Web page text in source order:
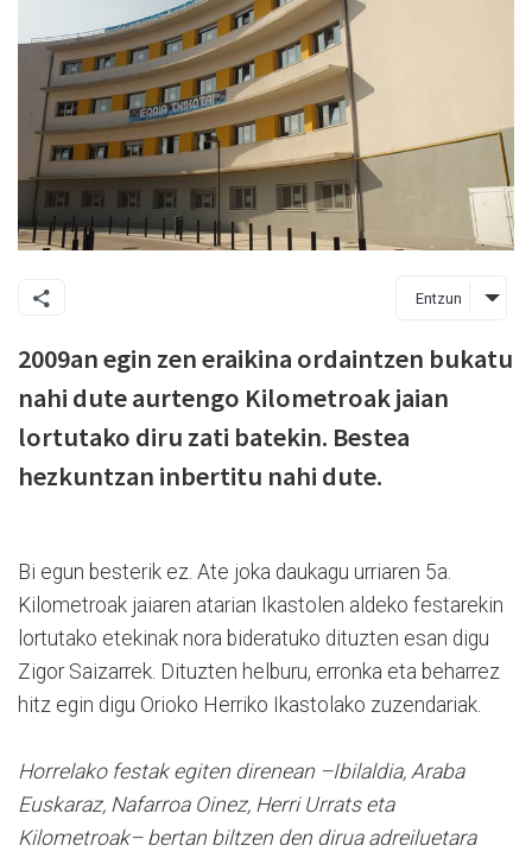
Entzun
2009an egin zen eraikina ordaintzen bukatu
nahi dute aurtengo Kilometroak jaian
lortutako diru zati batekin. Bestea
hezkuntzan inbertitu nahi dute.
Bi egun besterik ez. Ate joka daukagu urriaren 5a.
Kilometroak jaiaren atarian Ikastolen aldeko festarekin
lortutako etekinak nora bideratuko dituzten esan digu
Zigor Saizarrek. Dituzten helburu, erronka eta beharrez
hitz egin digu Orioko Herriko Ikastolako zuzendariak.
Horrelako festak egiten direnean –Ibilaldia, Araba
Euskaraz, Nafarroa Oinez, Herri Urrats eta
Kilometroak– bertan biltzen den dirua adreiluetara